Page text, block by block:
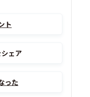
ト
シェア
った